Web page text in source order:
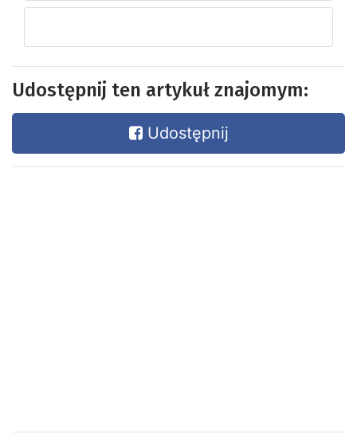
Udostępnij ten artykuł znajomym:
Udostępnij